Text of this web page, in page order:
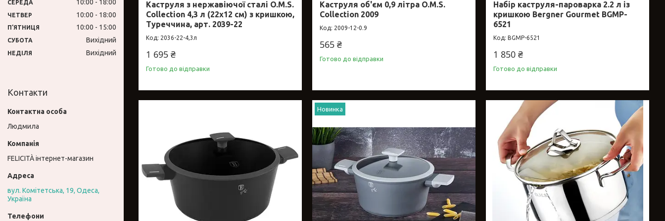
Каструля з нержавіючої сталі O.M.S.
Collection 4,3 л (22х12 см) з кришкою,
Туреччина, арт. 2039-22
2036-22-4,3л
1 695 ₴
Готово до відправки
Каструля об'єм 0,9 літра O.M.S.
Collection 2009
2009-12-0.9
565 ₴
Готово до відправки
Набір каструля-пароварка 2.2 л із
кришкою Bergner Gourmet BGMP-
6521
BGMP-6521
1 850 ₴
Готово до відправки
Новинка
СЕРЕДА 10:00 18:00
ЧЕТВЕР 10:00 18:00
ПʼЯТНИЦЯ 10:00 15:00
СУБОТА Вихідний
НЕДІЛЯ Вихідний
Контакти
Людмила
FELICITÀ інтернет-магазин
вул. Комітетська, 19, Одеса,
Україна